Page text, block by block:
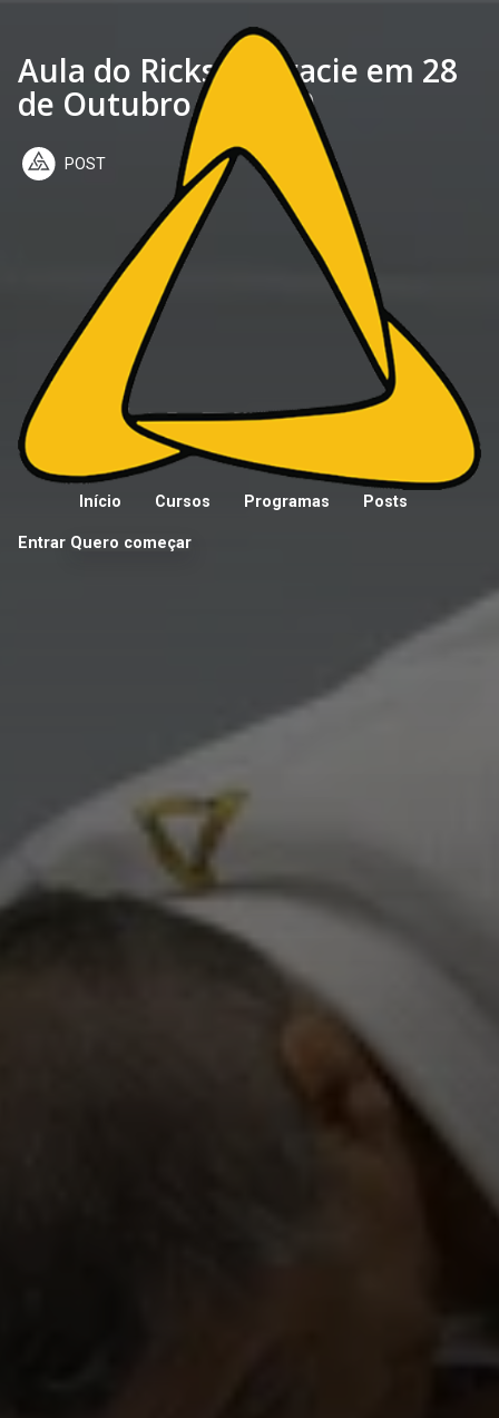
Início Cursos Programas Posts
Entrar Quero começar
Aula do Rickson Gracie em 28
de Outubro de 2020
POST